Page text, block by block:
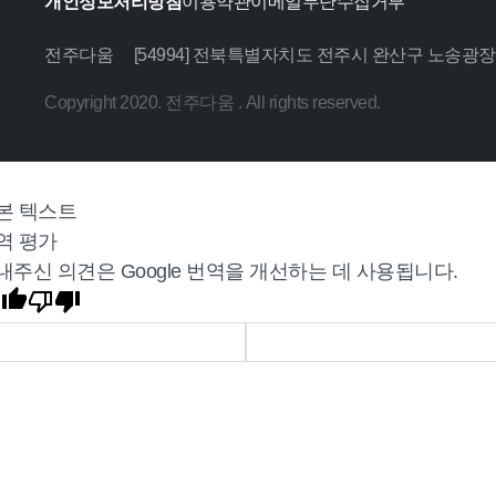
전주다움 [54994] 전북특별자치도 전주시 완산구 노송광
Copyright 2020. 전주다움 . All rights reserved.
텍스트
평가
주신 의견은 Google 번역을 개선하는 데 사용됩니다.